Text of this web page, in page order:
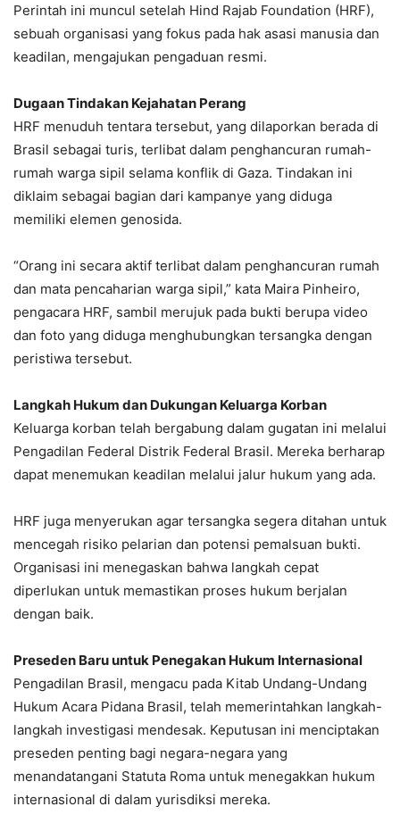
Perintah ini muncul setelah Hind Rajab Foundation (HRF),
sebuah organisasi yang fokus pada hak asasi manusia dan
keadilan, mengajukan pengaduan resmi.
Dugaan Tindakan Kejahatan Perang
HRF menuduh tentara tersebut, yang dilaporkan berada di
Brasil sebagai turis, terlibat dalam penghancuran rumah-
rumah warga sipil selama konflik di Gaza. Tindakan ini
diklaim sebagai bagian dari kampanye yang diduga
memiliki elemen genosida.
“Orang ini secara aktif terlibat dalam penghancuran rumah
dan mata pencaharian warga sipil,” kata Maira Pinheiro,
pengacara HRF, sambil merujuk pada bukti berupa video
dan foto yang diduga menghubungkan tersangka dengan
peristiwa tersebut.
Langkah Hukum dan Dukungan Keluarga Korban
Keluarga korban telah bergabung dalam gugatan ini melalui
Pengadilan Federal Distrik Federal Brasil. Mereka berharap
dapat menemukan keadilan melalui jalur hukum yang ada.
HRF juga menyerukan agar tersangka segera ditahan untuk
mencegah risiko pelarian dan potensi pemalsuan bukti.
Organisasi ini menegaskan bahwa langkah cepat
diperlukan untuk memastikan proses hukum berjalan
dengan baik.
Preseden Baru untuk Penegakan Hukum Internasional
Pengadilan Brasil, mengacu pada Kitab Undang-Undang
Hukum Acara Pidana Brasil, telah memerintahkan langkah-
langkah investigasi mendesak. Keputusan ini menciptakan
preseden penting bagi negara-negara yang
menandatangani Statuta Roma untuk menegakkan hukum
internasional di dalam yurisdiksi mereka.